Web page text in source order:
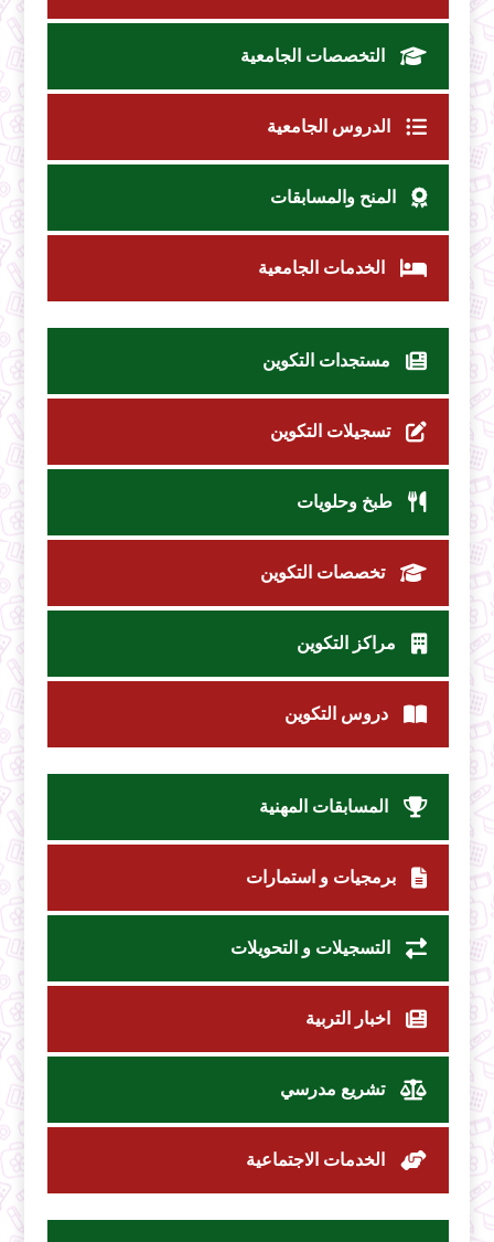
التخصصات الجامعية
الدروس الجامعية
المنح والمسابقات
الخدمات الجامعية
مستجدات التكوين
تسجيلات التكوين
طبخ وحلويات
تخصصات التكوين
مراكز التكوين
دروس التكوين
المسابقات المهنية
برمجيات و استمارات
التسجيلات و التحويلات
اخبار التربية
تشريع مدرسي
الخدمات الاجتماعية